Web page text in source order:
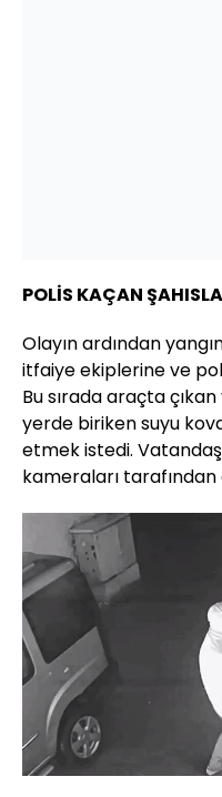
POLİS KAÇAN
Olayın ardından
itfaiye ekiplerine ve
Bu sırada araçta
yerde biriken suyu
etmek istedi.
kameraları